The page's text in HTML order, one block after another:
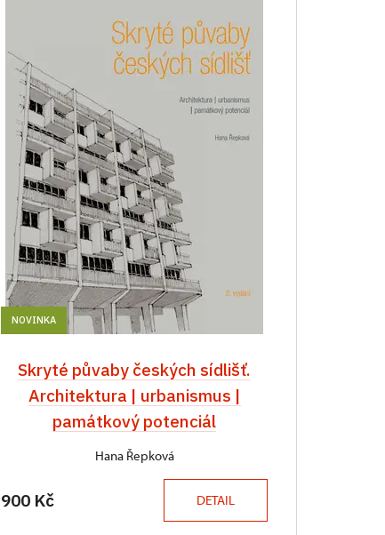
NOVINKA
Skryté půvaby českých sídlišť.
Architektura | urbanismus |
památkový potenciál
Hana Řepková
900 Kč DETAIL